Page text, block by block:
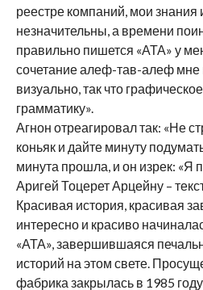
реестре компаний, мои знания
незначительны, а времени
правильно пишется «АТА» у
сочетание алеф-тав-алеф мне
визуально, так что
грамматику».
Агнон отреагировал так: «Не
коньяк и дайте минуту
минута прошла, и он изрек: «Я
Аригей Тоцерет Арцейну –
Красивая история, красивая
интересно и красиво
«АТА», завершившаяся
историй на этом свете.
фабрика закрылась в 1985